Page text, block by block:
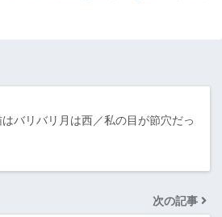
バリバリ月は西／私の目が節穴だっ
次の記事